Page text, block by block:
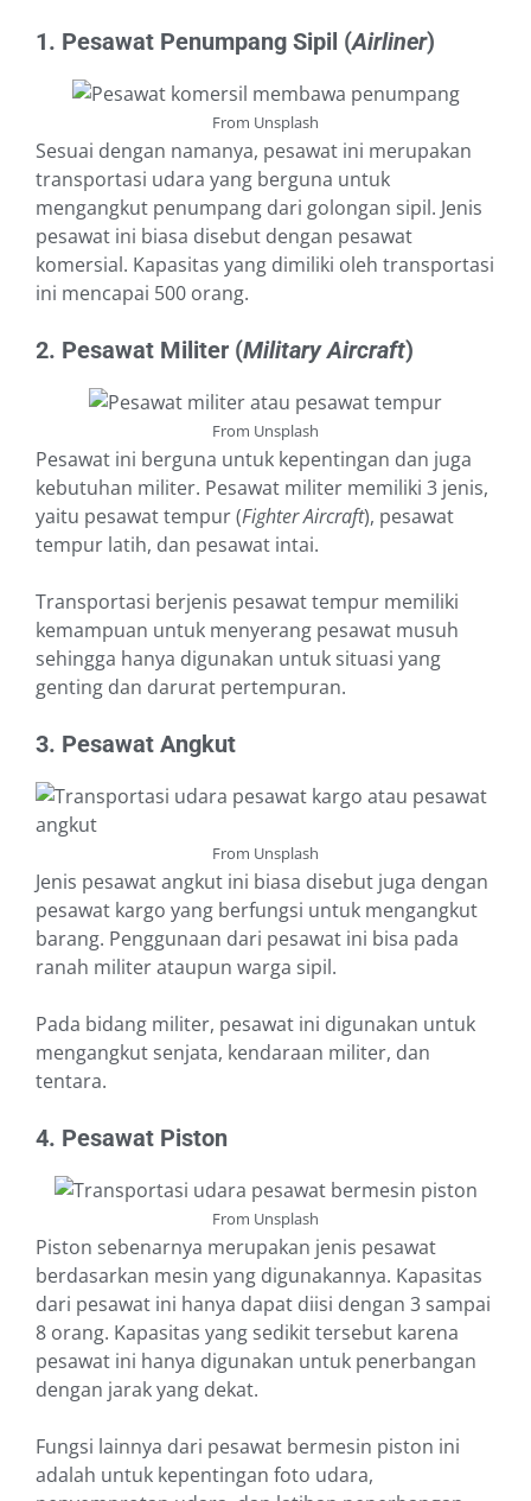
1. Pesawat Penumpang Sipil (Airliner)
From Unsplash
Sesuai dengan namanya, pesawat ini merupakan
transportasi udara yang berguna untuk
mengangkut penumpang dari golongan sipil. Jenis
pesawat ini biasa disebut dengan pesawat
komersial. Kapasitas yang dimiliki oleh transportasi
ini mencapai 500 orang.
2. Pesawat Militer (Military Aircraft)
From Unsplash
Pesawat ini berguna untuk kepentingan dan juga
kebutuhan militer. Pesawat militer memiliki 3 jenis,
yaitu pesawat tempur (Fighter Aircraft), pesawat
tempur latih, dan pesawat intai.
Transportasi berjenis pesawat tempur memiliki
kemampuan untuk menyerang pesawat musuh
sehingga hanya digunakan untuk situasi yang
genting dan darurat pertempuran.
3. Pesawat Angkut
From Unsplash
Jenis pesawat angkut ini biasa disebut juga dengan
pesawat kargo yang berfungsi untuk mengangkut
barang. Penggunaan dari pesawat ini bisa pada
ranah militer ataupun warga sipil.
Pada bidang militer, pesawat ini digunakan untuk
mengangkut senjata, kendaraan militer, dan
tentara.
4. Pesawat Piston
From Unsplash
Piston sebenarnya merupakan jenis pesawat
berdasarkan mesin yang digunakannya. Kapasitas
dari pesawat ini hanya dapat diisi dengan 3 sampai
8 orang. Kapasitas yang sedikit tersebut karena
pesawat ini hanya digunakan untuk penerbangan
dengan jarak yang dekat.
Fungsi lainnya dari pesawat bermesin piston ini
adalah untuk kepentingan foto udara,